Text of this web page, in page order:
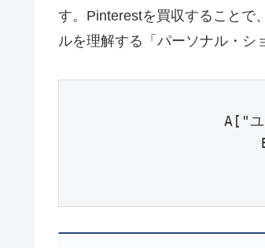
す。Pinterestを買収することで
ルを理解する「パーソナル・シ
A["ユ